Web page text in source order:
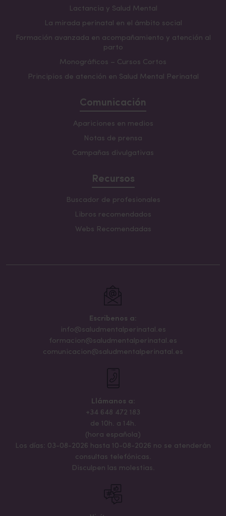
Lactancia y Salud Mental
La mirada perinatal en el ámbito social
Formación avanzada en acompañamiento y atención al
parto
Monográficos – Cursos Cortos
Principios de atención en Salud Mental Perinatal
Comunicación
Apariciones en medios
Notas de prensa
Campañas divulgativas
Recursos
Buscador de profesionales
Libros recomendados
Webs Recomendadas
Escribenos a:
info@saludmentalperinatal.es
formacion@saludmentalperinatal.es
comunicacion@saludmentalperinatal.es
Llámanos a:
+34 648 472 183
de 10h. a 14h.
(hora española)
Los días: 03-08-2026 hasta 10-08-2026 no se atenderán
consultas telefónicas.
Disculpen las molestias.